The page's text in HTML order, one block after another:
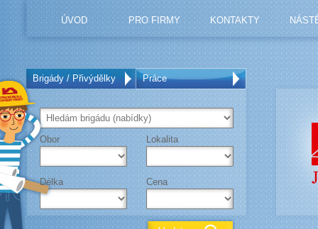
ÚVOD PRO FIRMY KONTAKTY
Brigády / Přivýdělky Práce
Obor Lokalita
Délka Cena